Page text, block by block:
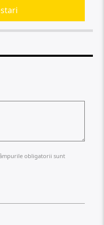
obligatorii sunt